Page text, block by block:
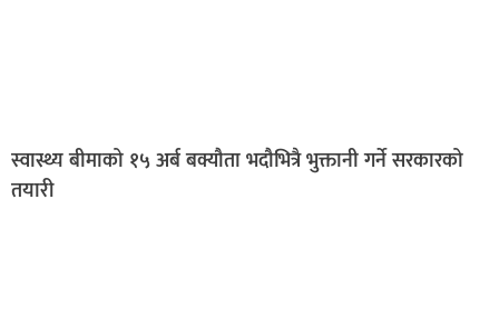
स्वास्थ्य बीमाको १५ अर्ब बक्यौता भदौभित्रै भुक्तानी गर्ने सरकारको
तयारी